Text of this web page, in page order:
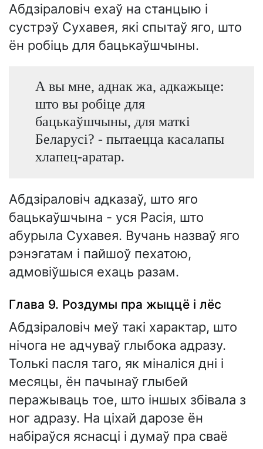
Абдзіраловіч ехаў на станцыю і
сустрэў Сухавея, які спытаў яго, што
ён робіць для бацькаўшчыны.
А вы мне, аднак жа, адкажыце:
што вы робіце для
бацькаўшчыны, для маткі
Беларусі? - пытаецца касалапы
хлапец-аратар.
Абдзіраловіч адказаў, што яго
бацькаўшчына - уся Расія, што
абурыла Сухавея. Вучань назваў яго
рэнэгатам і пайшоў пехатою,
адмовіўшыся ехаць разам.
Глава 9. Роздумы пра жыццё і лёс
Абдзіраловіч меў такі характар, што
нічога не адчуваў глыбока адразу.
Толькі пасля таго, як міналіся дні і
месяцы, ён пачынаў глыбей
перажываць тое, што іншых збівала з
ног адразу. На ціхай дарозе ён
набіраўся яснасці і думаў пра сваё